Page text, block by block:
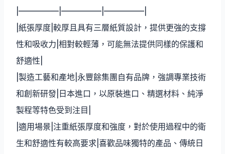
|—————|—————|—————|
|紙張厚度|較厚且具有三層紙質設計，提供更強的支撐
性和吸收力|相對較輕薄，可能無法提供同樣的保護和
舒適性|
|製造工藝和產地|永豐餘集團自有品牌，強調專業技術
和創新研發|日本進口，以原裝進口、精選材料、純淨
製程等特色受到注目|
|適用場景|注重紙張厚度和強度，對於使用過程中的衛
生和舒適性有較高要求|喜歡品味獨特的產品、傳統日